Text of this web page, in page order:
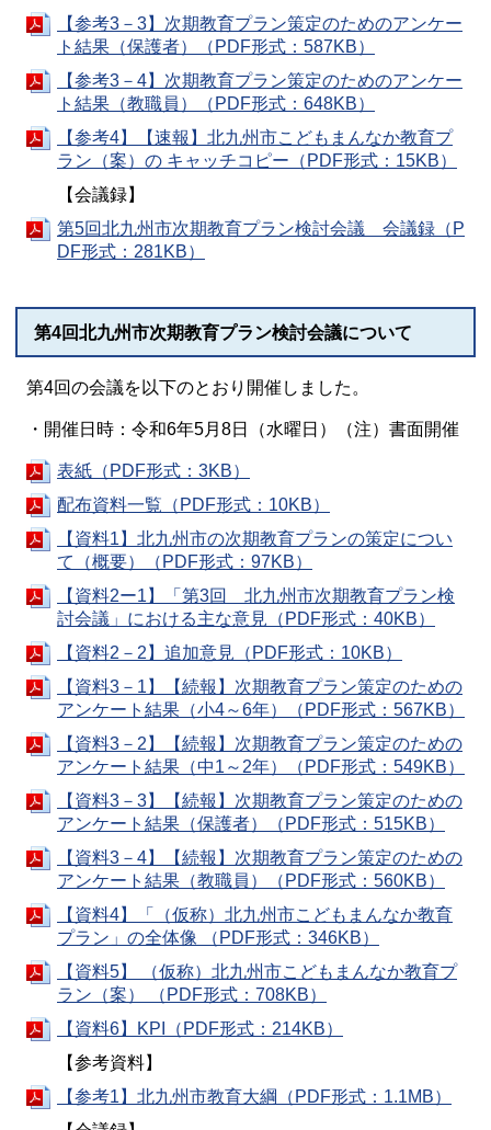
【参考3－3】次期教育プラン策定のためのアンケー
ト結果（保護者）（PDF形式：587KB）
【参考3－4】次期教育プラン策定のためのアンケー
ト結果（教職員）（PDF形式：648KB）
【参考4】【速報】北九州市こどもまんなか教育プ
ラン（案）の キャッチコピー（PDF形式：15KB）
【会議録】
第5回北九州市次期教育プラン検討会議 会議録（P
DF形式：281KB）
第4回北九州市次期教育プラン検討会議について
第4回の会議を以下のとおり開催しました。
・開催日時：令和6年5月8日（水曜日）（注）書面開催
表紙（PDF形式：3KB）
配布資料一覧（PDF形式：10KB）
【資料1】北九州市の次期教育プランの策定につい
て（概要）（PDF形式：97KB）
【資料2ー1】「第3回 北九州市次期教育プラン検
討会議」における主な意見（PDF形式：40KB）
【資料2－2】追加意見（PDF形式：10KB）
【資料3－1】【続報】次期教育プラン策定のための
アンケート結果（小4～6年）（PDF形式：567KB）
【資料3－2】【続報】次期教育プラン策定のための
アンケート結果（中1～2年）（PDF形式：549KB）
【資料3－3】【続報】次期教育プラン策定のための
アンケート結果（保護者）（PDF形式：515KB）
【資料3－4】【続報】次期教育プラン策定のための
アンケート結果（教職員）（PDF形式：560KB）
【資料4】「（仮称）北九州市こどもまんなか教育
プラン」の全体像 （PDF形式：346KB）
【資料5】 （仮称）北九州市こどもまんなか教育プ
ラン（案） （PDF形式：708KB）
【資料6】KPI（PDF形式：214KB）
【参考資料】
【参考1】北九州市教育大綱（PDF形式：1.1MB）